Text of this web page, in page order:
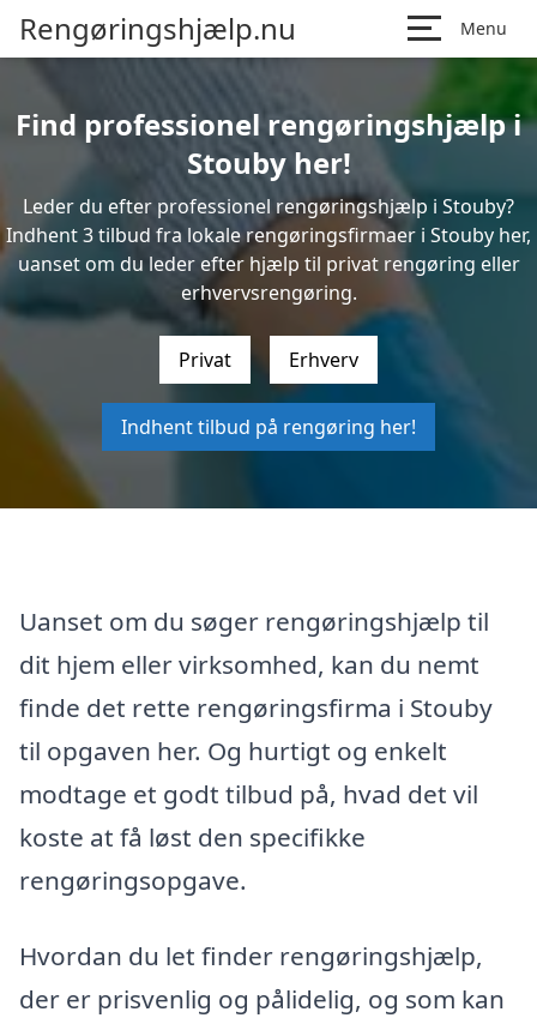
Rengøringshjælp.nu Menu
Find professionel rengøringshjælp i
Stouby her!
Leder du efter professionel rengøringshjælp i Stouby?
Indhent 3 tilbud fra lokale rengøringsfirmaer i Stouby her,
uanset om du leder efter hjælp til privat rengøring eller
erhvervsrengøring.
Privat Erhverv
Indhent tilbud på rengøring her!
Uanset om du søger rengøringshjælp til
dit hjem eller virksomhed, kan du nemt
finde det rette rengøringsfirma i Stouby
til opgaven her. Og hurtigt og enkelt
modtage et godt tilbud på, hvad det vil
koste at få løst den specifikke
rengøringsopgave.
Hvordan du let finder rengøringshjælp,
der er prisvenlig og pålidelig, og som kan